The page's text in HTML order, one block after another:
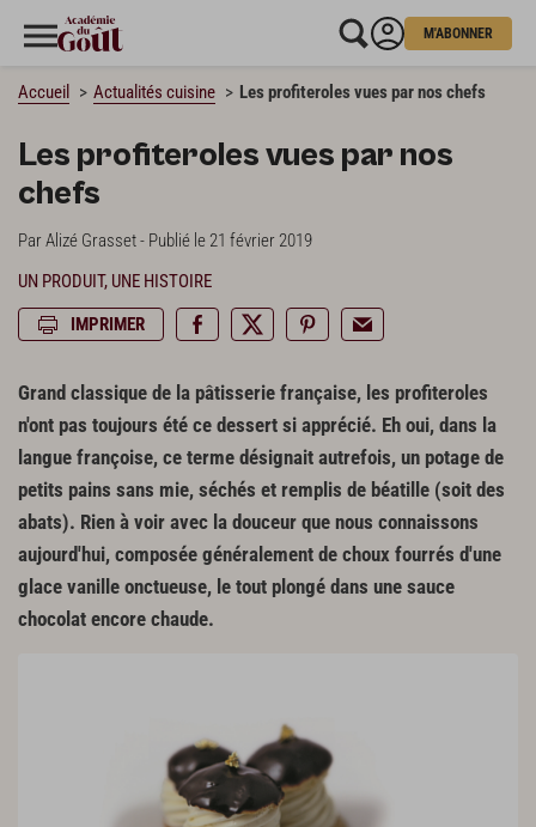
M'ABONNER
Accueil Actualités cuisine Les profiteroles vues par nos chefs
Les profiteroles vues par nos
chefs
Par Alizé Grasset - Publié le 21 février 2019
UN PRODUIT, UNE HISTOIRE
IMPRIMER
Grand classique de la pâtisserie française, les profiteroles
n'ont pas toujours été ce dessert si apprécié. Eh oui, dans la
langue françoise, ce terme désignait autrefois, un potage de
petits pains sans mie, séchés et remplis de béatille (soit des
abats). Rien à voir avec la douceur que nous connaissons
aujourd'hui, composée généralement de choux fourrés d'une
glace vanille onctueuse, le tout plongé dans une sauce
chocolat encore chaude.